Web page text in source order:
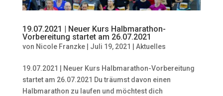
19.07.2021 | Neuer Kurs Halbmarathon-
Vorbereitung startet am 26.07.2021
von Nicole Franzke| Juli 19, 2021 Aktuelles
19.07.2021 | Neuer Kurs Halbmarathon-Vorbereitung
startet am 26.07.2021 Du träumst davon einen
Halbmarathon zu laufen und möchtest dich